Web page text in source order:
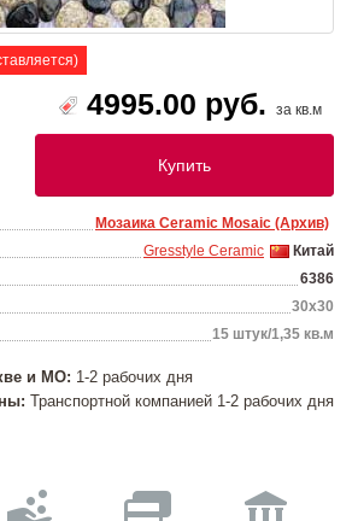
4995.00 руб. за кв.м
Купить
Мозаика Ceramic Mosaic (Архив)
Китай
Gresstyle Ceramic
6386
30х30
15 штук/1,35 кв.м
и МО: 1-2 рабочих дня
Транспортной компанией 1-2 рабочих дня